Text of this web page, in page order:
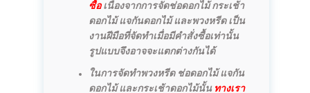
ซื้อเนื่องจากการจัดช่อดอกไม้ กระเช้า
ดอกไม้ แจกันดอกไม้ และพวงหรีด เป็น
งานฝีมือที่จัดทำเมื่อมีคำสั่งซื้อเท่านั้น
รูปแบบจึงอาจจะแตกต่างกันได้
ในการจัดทำพวงหรีด ช่อดอกไม้ แจกัน
ดอกไม้ และกระเช้าดอกไม้นั้น ทางเรา